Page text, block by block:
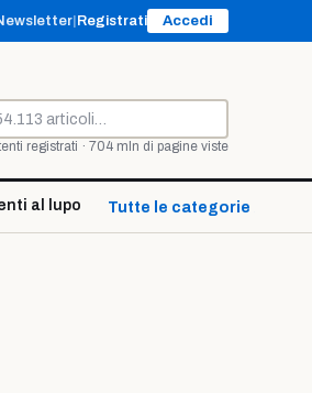
Registrati Accedi
registrati · 704 mln di pagine viste
al lupo Tutte le categorie ↓